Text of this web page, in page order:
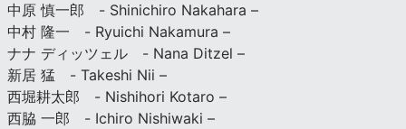
中原 慎一郎 - Shinichiro Nakahara –
中村 隆一 - Ryuichi Nakamura –
ナナ ディッツェル - Nana Ditzel –
新居 猛 - Takeshi Nii –
西堀耕太郎 - Nishihori Kotaro –
西脇 一郎 - Ichiro Nishiwaki –